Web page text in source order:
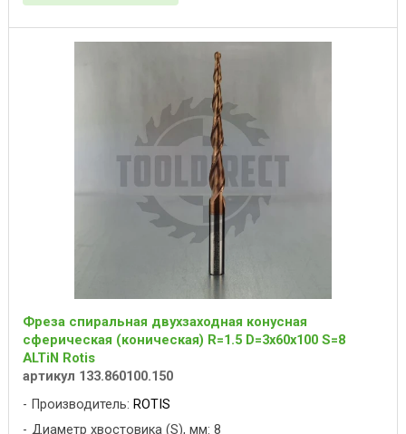
Фреза спиральная двухзаходная конусная
сферическая (коническая) R=1.5 D=3x60x100 S=8
ALTiN Rotis
артикул 133.860100.150
Производитель: ROTIS
Диаметр хвостовика (S), мм: 8